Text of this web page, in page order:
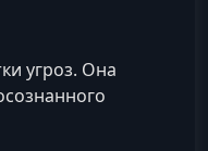
угроз. Она